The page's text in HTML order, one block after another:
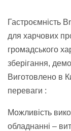
Гастроємність
для харчових
громадського
зберігання,
Виготовлено в
переваги :
Можливість
обладнанні –